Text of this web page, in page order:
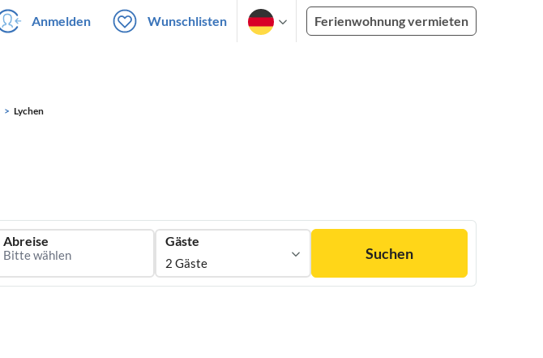
Anmelden Wunschlisten Ferienwohnung vermieten
Lychen
Abreise Gäste
2 Gäste
Suchen